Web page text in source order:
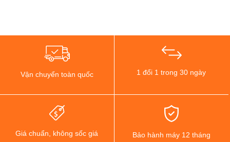
Vận chuyển toàn quốc 1 đổi 1 trong 30 ngày
Giá chuẩn, không sốc giá Bảo hành máy 12 tháng